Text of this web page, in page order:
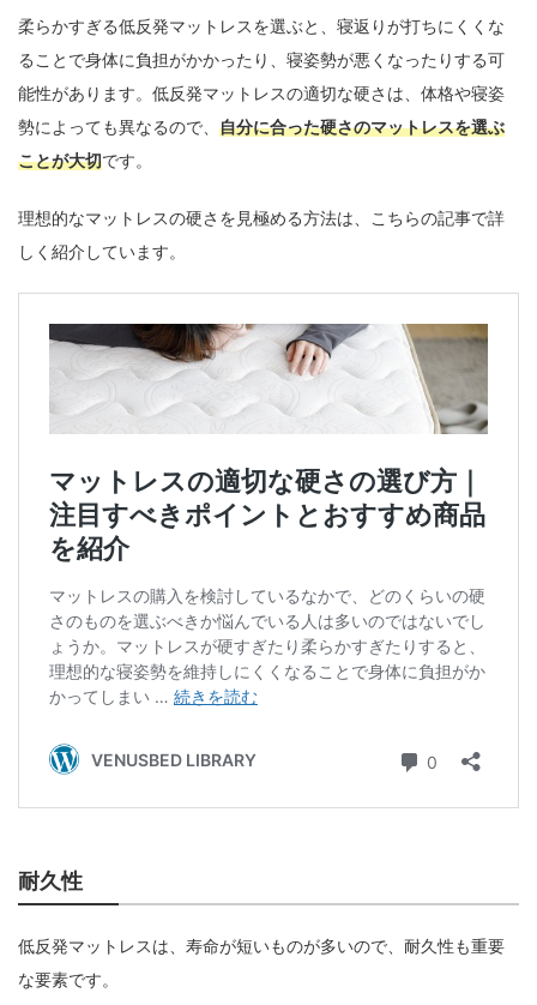
柔らかすぎる低反発マットレスを選ぶと、寝返りが打ちにくくな
ることで身体に負担がかかったり、寝姿勢が悪くなったりする可
能性があります。低反発マットレスの適切な硬さは、体格や寝姿
勢によっても異なるので、 自分に合った硬さのマットレスを選ぶ
ことが大切です。
理想的なマットレスの硬さを見極める方法は、こちらの記事で詳
しく紹介しています。
耐久性
低反発マットレスは、寿命が短いものが多いので、耐久性も重要
な要素です。